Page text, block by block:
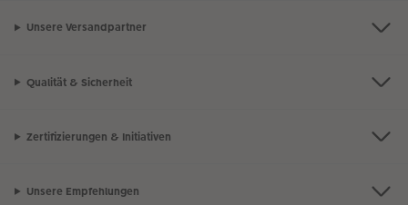
Unsere Versandpartner
Qualität & Sicherheit
Zertifizierungen & Initiativen
Unsere Empfehlungen